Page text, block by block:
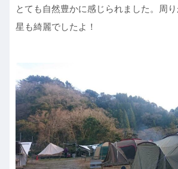
とても自然豊かに感じられました。周
星も綺麗でしたよ！